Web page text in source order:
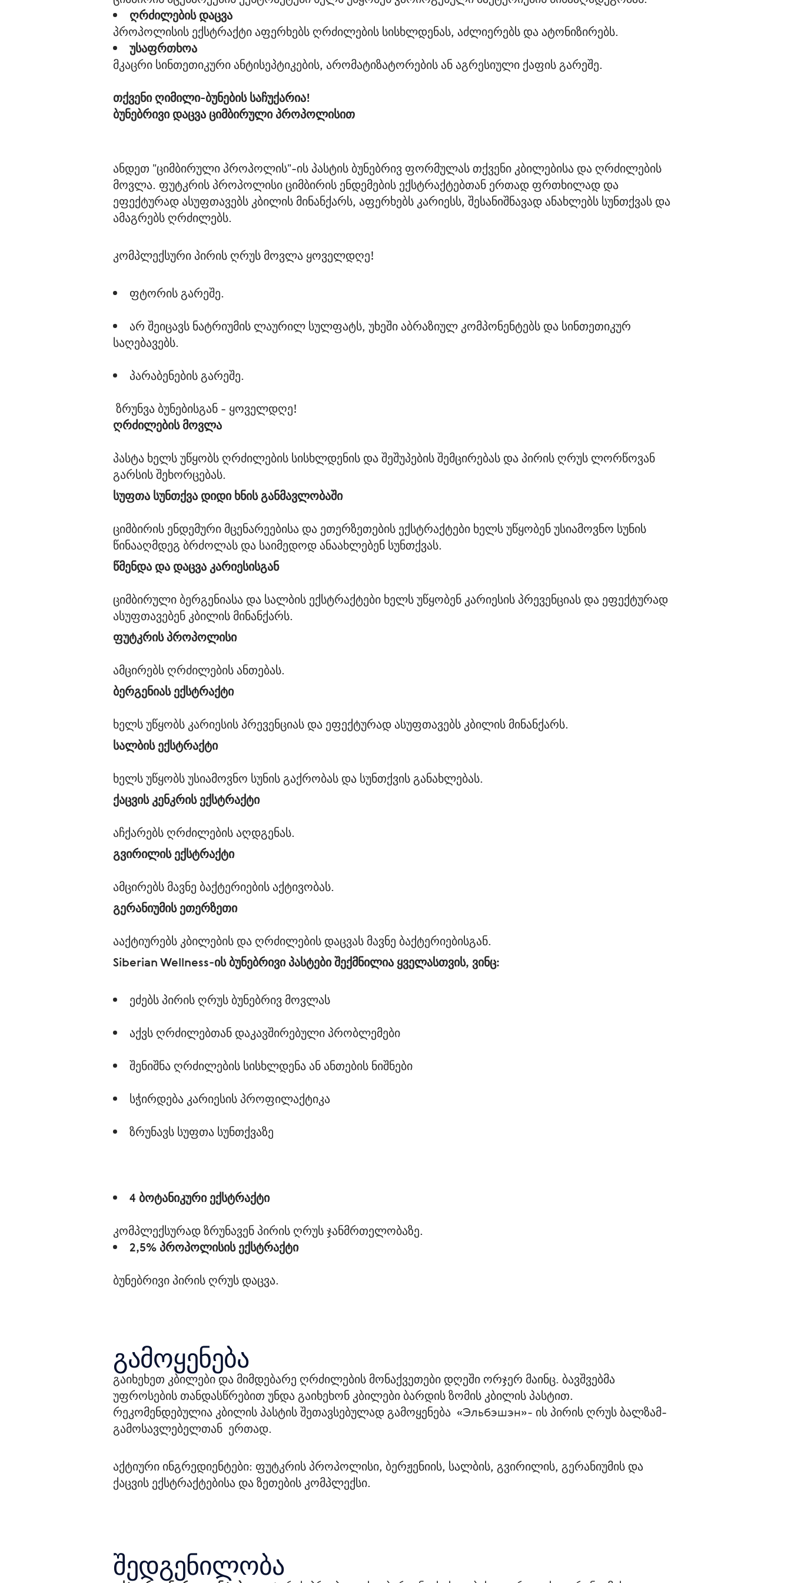
ღრძილების დაცვა
პროპოლისის ექსტრაქტი აფერხებს ღრძილების სისხლდენას, აძლიერებს და ატონიზირებს.
უსაფრთხოა
მკაცრი სინთეთიკური ანტისეპტიკების, არომატიზატორების ან აგრესიული ქაფის გარეშე.
თქვენი ღიმილი-ბუნების საჩუქარია!
ბუნებრივი დაცვა ციმბირული პროპოლისით
ანდეთ "ციმბირული პროპოლის"-ის პასტის ბუნებრივ ფორმულას თქვენი კბილებისა და ღრძილების
მოვლა. ფუტკრის პროპოლისი ციმბირის ენდემების ექსტრაქტებთან ერთად ფრთხილად და
ეფექტურად ასუფთავებს კბილის მინანქარს, აფერხებს კარიესს, შესანიშნავად ანახლებს სუნთქვას და
ამაგრებს ღრძილებს.
კომპლექსური პირის ღრუს მოვლა ყოველდღე!
ფტორის გარეშე.
არ შეიცავს ნატრიუმის ლაურილ სულფატს, უხეში აბრაზიულ კომპონენტებს და სინთეთიკურ
საღებავებს.
პარაბენების გარეშე.
ღრძილების მოვლა
პასტა ხელს უწყობს ღრძილების სისხლდენის და შეშუპების შემცირებას და პირის ღრუს ლორწოვან
სუფთა სუნთქვა დიდი ხნის განმავლობაში
ციმბირის ენდემური მცენარეებისა და ეთერზეთების ექსტრაქტები ხელს უწყობენ უსიამოვნო სუნის
წმენდა და დაცვა კარიესისგან
ციმბირული ბერგენიასა და სალბის ექსტრაქტები ხელს უწყობენ კარიესის პრევენციას და ეფექტურად
ფუტკრის პროპოლისი
ბერგენიას ექსტრაქტი
სალბის ექსტრაქტი
ქაცვის კენკრის ექსტრაქტი
გვირილის ექსტრაქტი
გერანიუმის ეთერზეთი
Siberian Wellness-ის ბუნებრივი პასტები შექმნილია ყველასთვის, ვინც:
ეძებს პირის ღრუს ბუნებრივ მოვლას
აქვს ღრძილებთან დაკავშირებული პრობლემები
შენიშნა ღრძილების სისხლდენა ან ანთების ნიშნები
სჭირდება კარიესის პროფილაქტიკა
ზრუნავს სუფთა სუნთქვაზე
4 ბოტანიკური ექსტრაქტი
2,5% პროპოლისის ექსტრაქტი
ბუნებრივი პირის ღრუს დაცვა.
გამოყენება
გაიხეხეთ კბილები და მიმდებარე ღრძილების მონაქვეთები დღეში ორჯერ მაინც. ბავშვებმა
უფროსების თანდასწრებით უნდა გაიხეხონ კბილები ბარდის ზომის კბილის პასტით.
რეკომენდებულია კბილის პასტის შეთავსებულად გამოყენება  «Эльбэшэн»- ის პირის ღრუს ბალზამ-
გამოსავლებელთან  ერთად.
აქტიური ინგრედიენტები: ფუტკრის პროპოლისი, ბერჟენიის, სალბის, გვირილის, გერანიუმის და
ქაცვის ექსტრაქტებისა და ზეთების კომპლექსი.
შედგენილობა